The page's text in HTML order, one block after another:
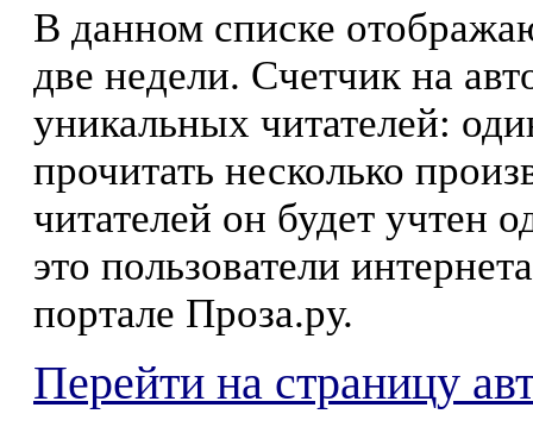
В данном списке
две недели. Счетчик на
уникальных читателей:
прочитать несколько
читателей он будет учтен
это пользователи
портале Проза.ру.
Перейти на страницу